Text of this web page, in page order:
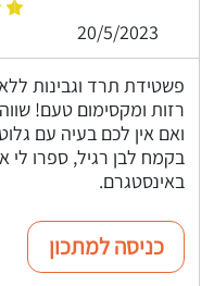
20/5/2023
פשטידת תרד וגבינות
רזות ומקסימום טעם!
ואם אין לכם בעיה עם
בקמח לבן רגיל, ספרו לי
באינסטגרם.
כניסה למתכון